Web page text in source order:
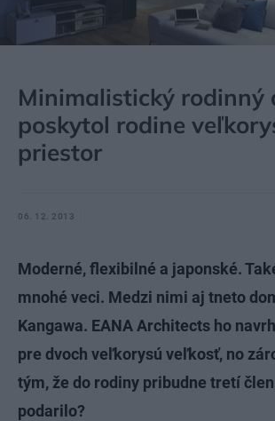
Minimalistický rodinný
poskytol rodine
priestor
06. 12. 2013
Moderné, flexibilné a japonské.
mnohé veci. Medzi nimi aj tneto
Kangawa. EANA Architects ho
pre dvoch veľkorysú veľkosť, no
tým, že do rodiny pribudne tretí
podarilo?